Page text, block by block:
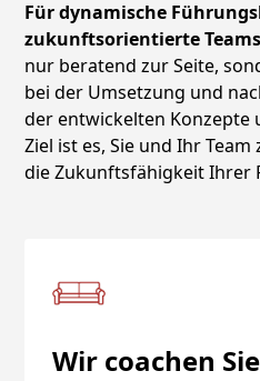
Für dynamische
zukunftsorientierte Teams
nur beratend zur Seite,
bei der Umsetzung und
der entwickelten Konzepte
Ziel ist es, Sie und Ihr
die Zukunftsfähigkeit Ihrer
Wir coachen